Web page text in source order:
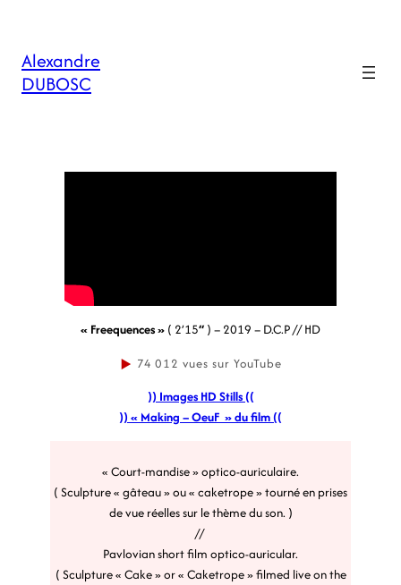
Alexandre
DUBOSC
« Freequences » ( 2’15‘‘ ) – 2019 – D.C.P // HD
▶ 74 012 vues sur YouTube
)) Images HD Stills ((
)) « Making – OeuF » du film ((
« Court-mandise » optico-auriculaire.
( Sculpture « gâteau » ou « caketrope » tourné en prises
de vue réelles sur le thème du son. )
//
Pavlovian short film optico-auricular.
( Sculpture « Cake » or « Caketrope » filmed live on the